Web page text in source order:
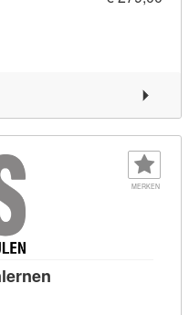
MERKEN
A1 zum